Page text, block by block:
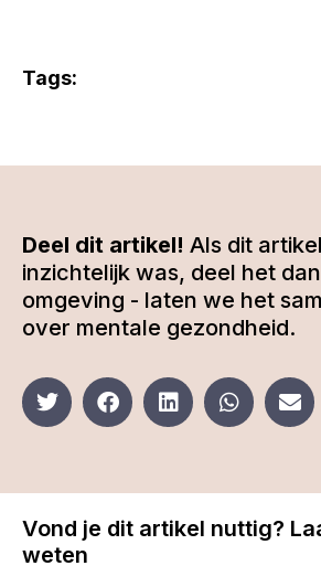
Tags:
Deel dit artikel! Als dit
inzichtelijk was, deel het
omgeving - laten we het
over mentale gezondheid.
Vond je dit artikel nuttig?
weten